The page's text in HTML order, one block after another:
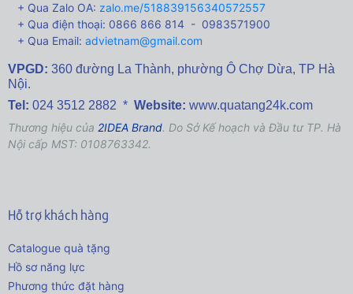
+ Qua Zalo OA: zalo.me/518839156340572557
+ Qua điện thoại: 0866 866 814 - 0983571900
+ Qua Email: advietnam@gmail.com
VPGD: 360 đường La Thành, phường Ô Chợ Dừa, TP Hà
Nội.
Tel: 024 3512 2882 * Website: www.quatang24k.com
Thương hiệu của 2IDEA Brand. Do Sở Kế hoạch và Đầu tư TP. Hà
Nội cấp MST: 0108763342.
Hỗ trợ khách hàng
Catalogue quà tặng
Hồ sơ năng lực
Phương thức đặt hàng